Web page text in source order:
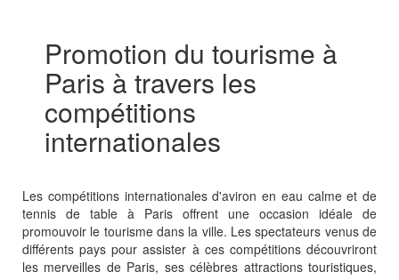
Promotion du tourisme à
Paris à travers les
compétitions
internationales
Les compétitions internationales d'aviron en eau calme et de
tennis de table à Paris offrent une occasion idéale de
promouvoir le tourisme dans la ville. Les spectateurs venus de
différents pays pour assister à ces compétitions découvriront
les merveilles de Paris, ses célèbres attractions touristiques,